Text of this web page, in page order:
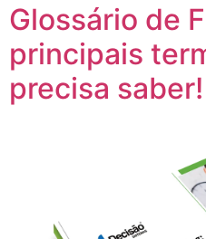
Glossário de
principais
precisa saber!